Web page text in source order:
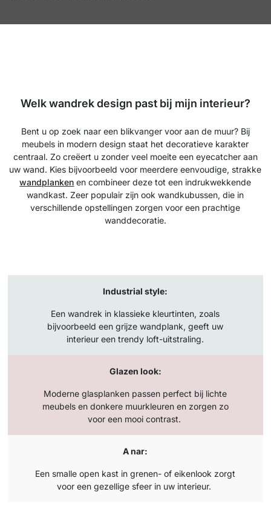
Welk wandrek design past bij mijn interieur?
Bent u op zoek naar een blikvanger voor aan de muur? Bij
meubels in modern design staat het decoratieve karakter
centraal. Zo creëert u zonder veel moeite een eyecatcher aan
uw wand. Kies bijvoorbeeld voor meerdere eenvoudige, strakke
wandplanken en combineer deze tot een indrukwekkende
wandkast. Zeer populair zijn ook wandkubussen, die in
verschillende opstellingen zorgen voor een prachtige
wanddecoratie.
Industrial style:
Een wandrek in klassieke kleurtinten, zoals
bijvoorbeeld een grijze wandplank, geeft uw
interieur een trendy loft-uitstraling.
Glazen look:
Moderne glasplanken passen perfect bij lichte
meubels en donkere muurkleuren en zorgen zo
voor een mooi contrast.
A nar:
Een smalle open kast in grenen- of eikenlook zorgt
voor een gezellige sfeer in uw interieur.